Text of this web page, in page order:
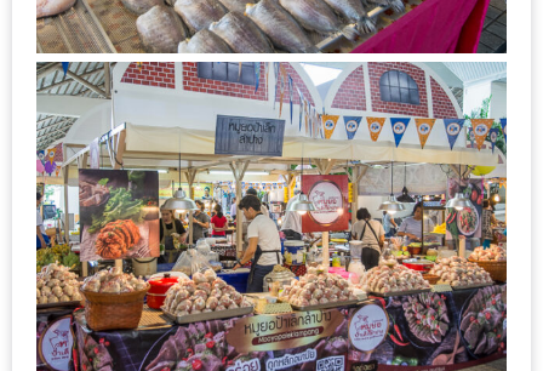
เด็ด
สำหรับ
คุณ
แม่
ที่รัก
2560
สบาย
ใจ๋…
สไตล์
นิมมาน